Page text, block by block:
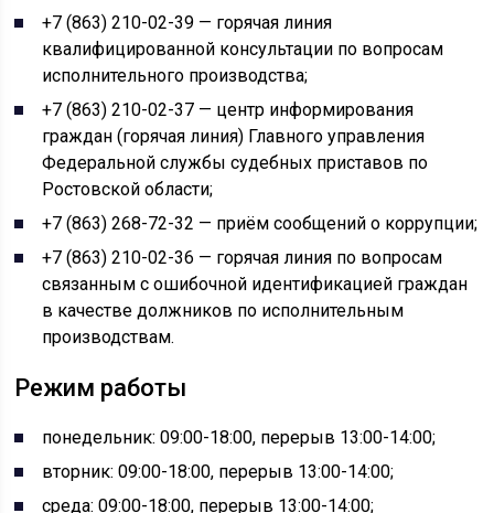
+7 (863) 210-02-39 — горячая линия
квалифицированной консультации по вопросам
исполнительного производства;
+7 (863) 210-02-37 — центр информирования
граждан (горячая линия) Главного управления
Федеральной службы судебных приставов по
Ростовской области;
+7 (863) 268-72-32 — приём сообщений о коррупции;
+7 (863) 210-02-36 — горячая линия по вопросам
связанным с ошибочной идентификацией граждан
в качестве должников по исполнительным
производствам.
Режим работы
понедельник: 09:00-18:00, перерыв 13:00-14:00;
вторник: 09:00-18:00, перерыв 13:00-14:00;
среда: 09:00-18:00, перерыв 13:00-14:00;